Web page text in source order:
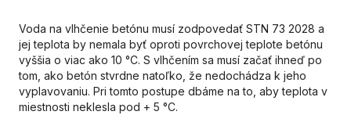
Voda na vlhčenie betónu musí zodpovedať STN 73 2028 a
jej teplota by nemala byť oproti povrchovej teplote betónu
vyššia o viac ako 10 °C. S vlhčením sa musí začať ihneď po
tom, ako betón stvrdne natoľko, že nedochádza k jeho
vyplavovaniu. Pri tomto postupe dbáme na to, aby teplota v
miestnosti neklesla pod + 5 °C.